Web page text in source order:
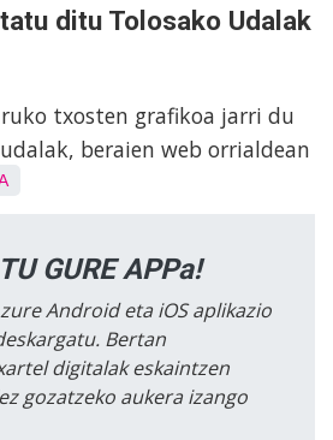
ditu Tolosako Udalak
txosten grafikoa jarri du
beraien web orrialdean
GURE APPa!
Android eta iOS aplikazio
Bertan
digitalak eskaintzen
gozatzeko aukera izango